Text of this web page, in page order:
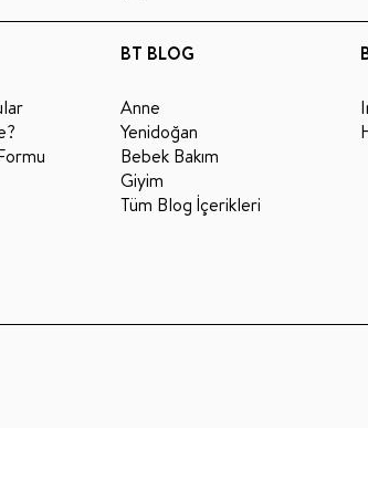
BT BLOG
Anne
Yenidoğan
Bebek Bakım
Giyim
Tüm Blog İçerikleri